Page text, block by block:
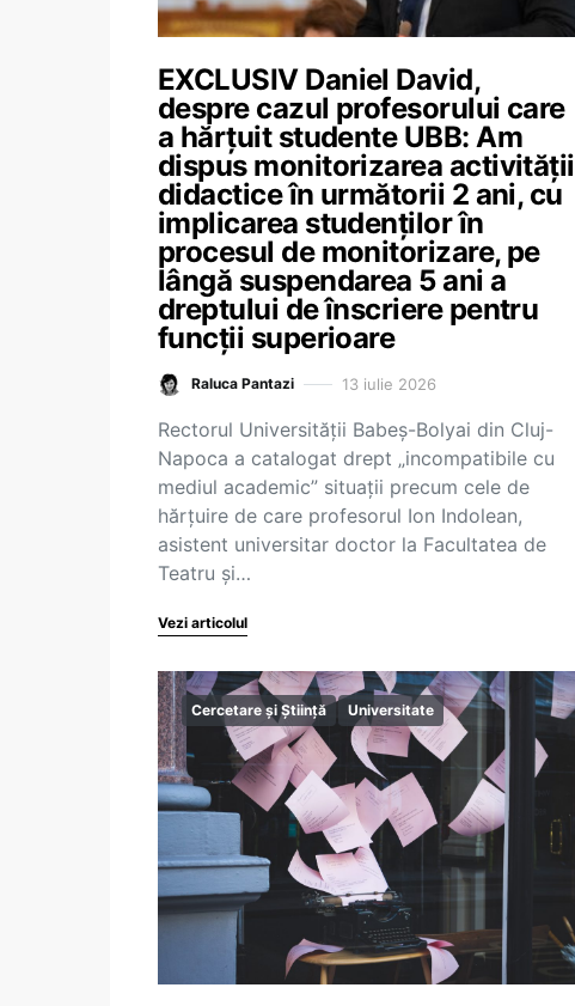
EXCLUSIV Daniel David,
despre cazul profesorului care
a hărțuit studente UBB: Am
dispus monitorizarea activității
didactice în următorii 2 ani, cu
implicarea studenților în
procesul de monitorizare, pe
lângă suspendarea 5 ani a
dreptului de înscriere pentru
funcții superioare
Raluca Pantazi 13 iulie 2026
Rectorul Universității Babeș-Bolyai din Cluj-
Napoca a catalogat drept „incompatibile cu
mediul academic” situații precum cele de
hărțuire de care profesorul Ion Indolean,
asistent universitar doctor la Facultatea de
Teatru și…
Vezi articolul
Cercetare și Știință Universitate